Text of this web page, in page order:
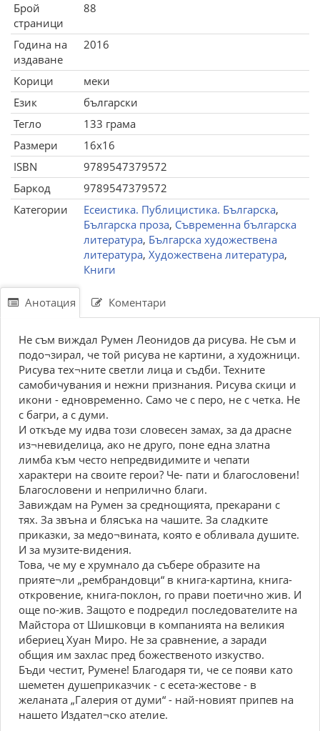
Брой
страници
88
Година на
издаване
2016
Корици
меки
Език
български
Тегло
133 грама
Размери
16x16
ISBN
9789547379572
Баркод
9789547379572
Категории
Есеистика. Публицистика. Българска,
Българска проза, Съвременна българска
литература, Българска художествена
литература, Художествена литература,
Книги
Анотация Коментари
Не съм виждал Румен Леонидов да рисува. Не съм и
подо¬зирал, че той рисува не картини, а художници.
Рисува тех¬ните светли лица и съдби. Техните
самобичувания и нежни признания. Рисува скици и
икони - едновременно. Само че с перо, не с четка. Не
с багри, а с думи.
И откъде му идва този словесен замах, за да драсне
из¬невиделица, ако не друго, поне една златна
лимба към често непредвидимите и чепати
характери на своите герои? Че- пати и благословени!
Благословени и неприлично благи.
Завиждам на Румен за среднощията, прекарани с
тях. За звъна и блясъка на чашите. За сладките
приказки, за медо¬вината, която е обливала душите.
И за музите-видения.
Това, че му е хрумнало да събере образите на
прияте¬ли „рембрандовци“ в книга-картина, книга-
откровение, книга-поклон, го прави поетично жив. И
още no-жив. Защото е подредил последователите на
Майстора от Шишковци в компанията на великия
ибериец Хуан Миро. Не за сравнение, а заради
общия им захлас пред божественото изкуство.
Бъди честит, Румене! Благодаря ти, че се появи като
шеметен душеприказчик - с есета-жестове - в
желаната „Галерия от думи“ - най-новият припев на
нашето Издател¬ско ателие.